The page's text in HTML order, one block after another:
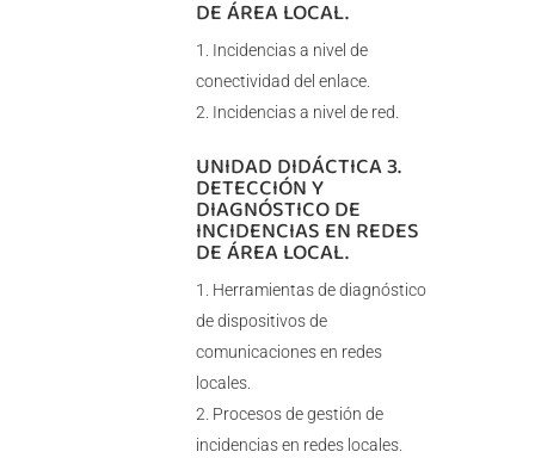
DE ÁREA LOCAL.
Incidencias a nivel de
conectividad del enlace.
Incidencias a nivel de red.
UNIDAD DIDÁCTICA 3.
DETECCIÓN Y
DIAGNÓSTICO DE
INCIDENCIAS EN REDES
DE ÁREA LOCAL.
Herramientas de diagnóstico
de dispositivos de
comunicaciones en redes
locales.
Procesos de gestión de
incidencias en redes locales.